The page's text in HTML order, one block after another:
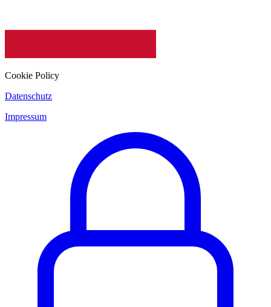
Cookie Policy
Datenschutz
Impressum